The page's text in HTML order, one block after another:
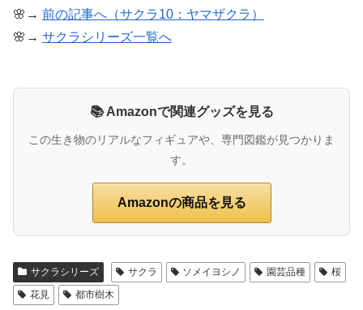
🌸→ 前の記事へ（サクラ10：ヤマザクラ）
🌸→ サクラシリーズ一覧へ
📚 Amazonで関連グッズを見る
この生き物のリアルなフィギュアや、専門図鑑が見つかりま
す。
Amazonの商品を見る
サクラシリーズ サクラ ソメイヨシノ 園芸品種
桜
花見
都市樹木